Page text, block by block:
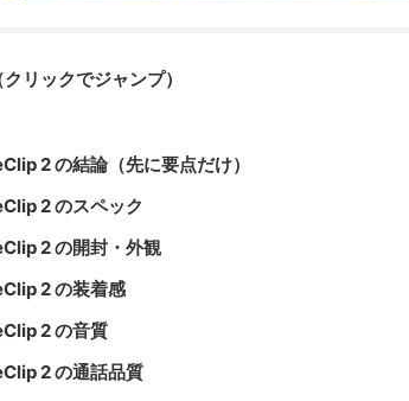
リックでジャンプ）
2 の結論（先に要点だけ）
2 のスペック
2 の開封・外観
2 の装着感
2 の音質
2 の通話品質